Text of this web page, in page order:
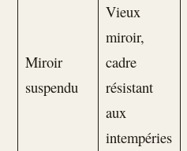
Miroir
suspendu
Vieux
miroir,
cadre
résistant
aux
intempéries